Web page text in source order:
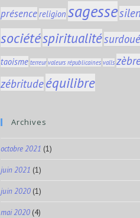
présencereligion sagesse
sociétéspiritualité
taoisme terreur valeurs républicaines valls
zébritudeéquilibre
Archives
octobre 2021 (1)
juin 2021 (1)
juin 2020 (1)
mai 2020 (4)